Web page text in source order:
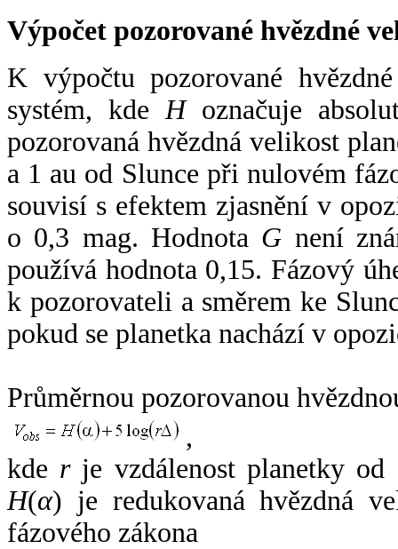
Výpočet pozorované hvězdné
K výpočtu pozorované
systém, kde Hoznačuje
pozorovaná hvězdná velikost
a 1 au od Slunce při nulovém
souvisí s efektem zjasnění v
o 0,3 mag. Hodnota G není
používá hodnota 0,15. Fázový
k pozorovateli a směrem ke
pokud se planetka nachází v
Průměrnou pozorovanou
,
kde rje vzdálenost planetky od
H(α) je redukovaná hvězdná
fázového zákona